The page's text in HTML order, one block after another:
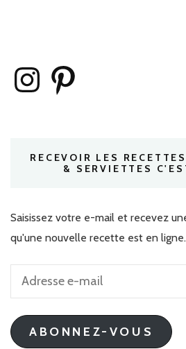
InstagramPinterest
RECEVOIR LES
& SERVIETTES
Saisissez votre e-mail et recevez
qu'une nouvelle recette est en ligne.
Adresse
mail
ABONNEZ-VOUS